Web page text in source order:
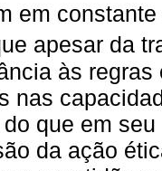
em
apesar da
às
nas
que em
da ação